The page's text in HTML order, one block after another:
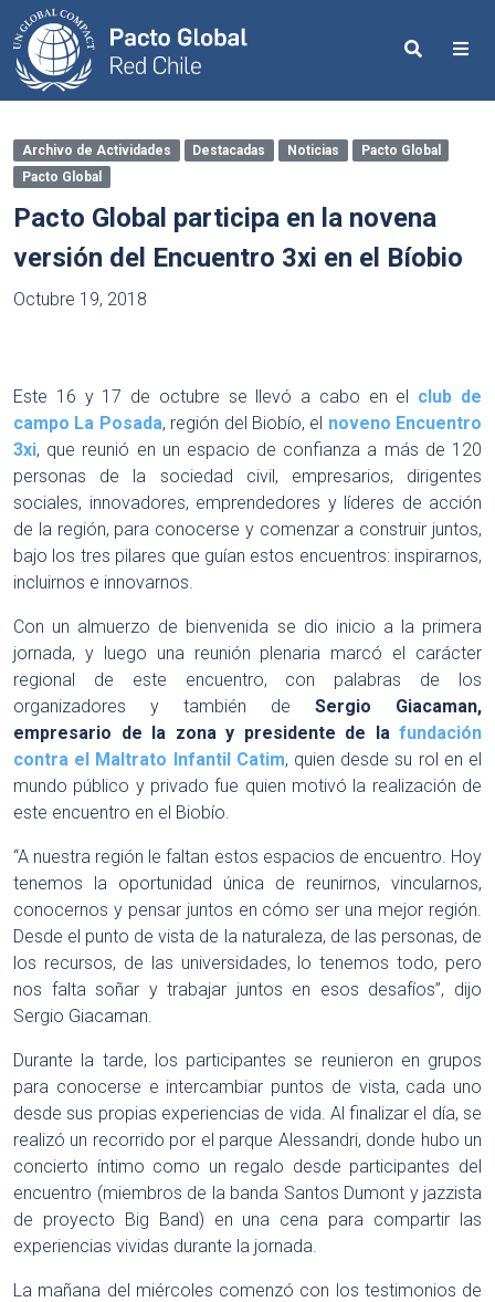
Search
Archivo de Actividades Destacadas Noticias
Pacto Global
Pacto Global
Pacto Global participa en la novena
versión del Encuentro 3xi en el Bíobio
Octubre 19, 2018
Este 16 y 17 de octubre se llevó a cabo en el club de
campo La Posada, región del Biobío, el noveno Encuentro
3xi, que reunió en un espacio de confianza a más de 120
personas de la sociedad civil, empresarios, dirigentes
sociales, innovadores, emprendedores y líderes de acción
de la región, para conocerse y comenzar a construir juntos,
bajo los tres pilares que guían estos encuentros: inspirarnos,
incluirnos e innovarnos.
Con un almuerzo de bienvenida se dio inicio a la primera
jornada, y luego una reunión plenaria marcó el carácter
regional de este encuentro, con palabras de los
organizadores y también de Sergio Giacaman,
empresario de la zona y presidente de la fundación
contra el Maltrato Infantil Catim, quien desde su rol en el
mundo público y privado fue quien motivó la realización de
este encuentro en el Biobío.
“A nuestra región le faltan estos espacios de encuentro. Hoy
tenemos la oportunidad única de reunirnos, vincularnos,
conocernos y pensar juntos en cómo ser una mejor región.
Desde el punto de vista de la naturaleza, de las personas, de
los recursos, de las universidades, lo tenemos todo, pero
nos falta soñar y trabajar juntos en esos desafíos”, dijo
Sergio Giacaman.
Durante la tarde, los participantes se reunieron en grupos
para conocerse e intercambiar puntos de vista, cada uno
desde sus propias experiencias de vida. Al finalizar el día, se
realizó un recorrido por el parque Alessandri, donde hubo un
concierto íntimo como un regalo desde participantes del
encuentro (miembros de la banda Santos Dumont y jazzista
de proyecto Big Band) en una cena para compartir las
experiencias vividas durante la jornada.
La mañana del miércoles comenzó con los testimonios de